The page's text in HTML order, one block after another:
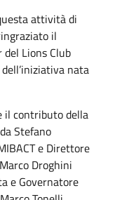
attività di
il
del Lions Club
nata
il contributo della
Stefano
e Direttore
Droghini
e Governatore